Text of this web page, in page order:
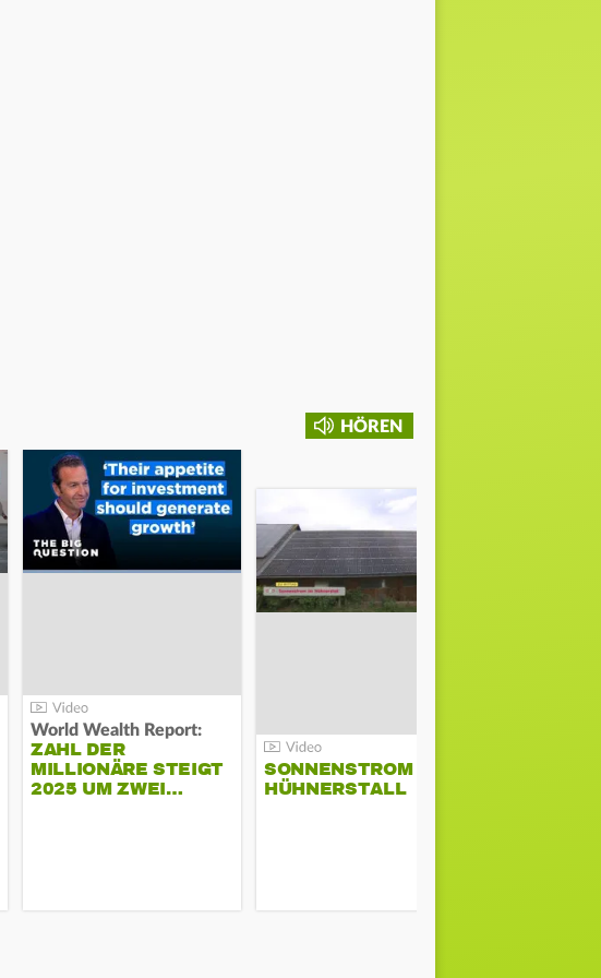
HÖREN
World Wealth Report:
ZAHL DER
MILLIONÄRE STEIGT
2025 UM ZWEI…
SONNENSTROM IM
HÜHNERSTALL